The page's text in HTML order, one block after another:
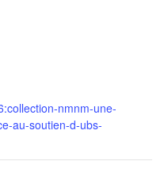
nmnm-une-
au-soutien-d-ubs-